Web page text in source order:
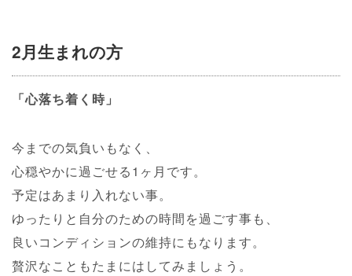
2月生まれの方
「心落ち着く時」
今までの気負いもなく、
心穏やかに過ごせる1ヶ月です。
予定はあまり入れない事。
ゆったりと自分のための時間を過ごす事も、
良いコンディションの維持にもなります。
贅沢なこともたまにはしてみましょう。